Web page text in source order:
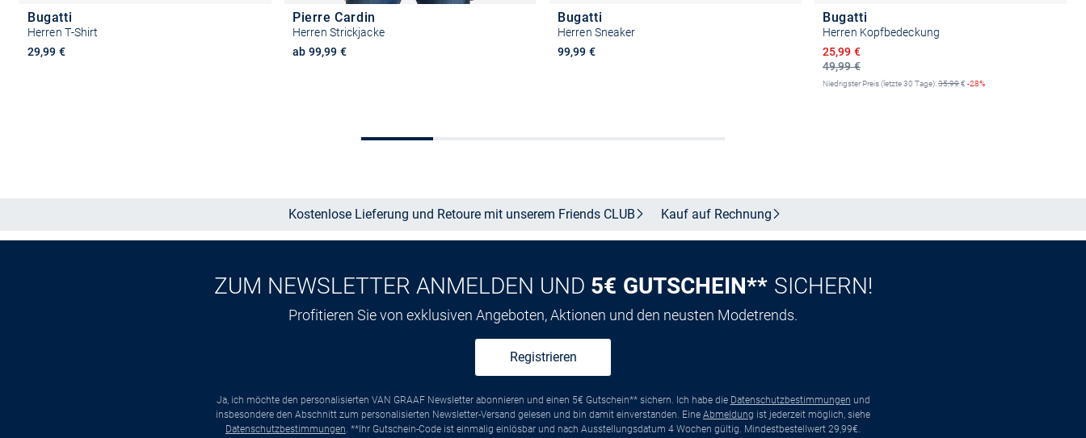
Bugatti
Herren T-Shirt
29,99 €
Pierre Cardin
Herren Strickjacke
ab 99,99 €
Größe auswählen
Bugatti
Herren Sneaker
99,99 €
Bugatti
Herren Kopfbedeckung
49,99 €
Ermäßigter Preis
25,99 €
Niedrigster Preis (letzte 30 Tage):35,99€ -28%
Kostenlose Lieferung und Retoure mit unserem Friends CLUB Kauf auf Rechnung
ZUM NEWSLETTER ANMELDEN UND 5€ GUTSCHEIN** SICHERN!
Profitieren Sie von exklusiven Angeboten, Aktionen und den neusten Modetrends.
Registrieren
Ja, ich möchte den personalisierten VAN GRAAF Newsletter abonnieren und einen 5€ Gutschein** sichern. Ich habe die Datenschutzbestimmungen und
insbesondere den Abschnitt zum personalisierten Newsletter-Versand gelesen und bin damit einverstanden. Eine Abmeldung ist jederzeit möglich, siehe
Datenschutzbestimmungen . **Ihr Gutschein-Code ist einmalig einlösbar und nach Ausstellungsdatum 4 Wochen gültig. Mindestbestellwert 29,99€.